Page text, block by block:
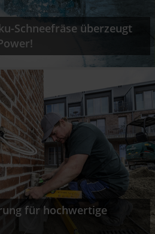
Schneefräse überzeugt
für hochwertige